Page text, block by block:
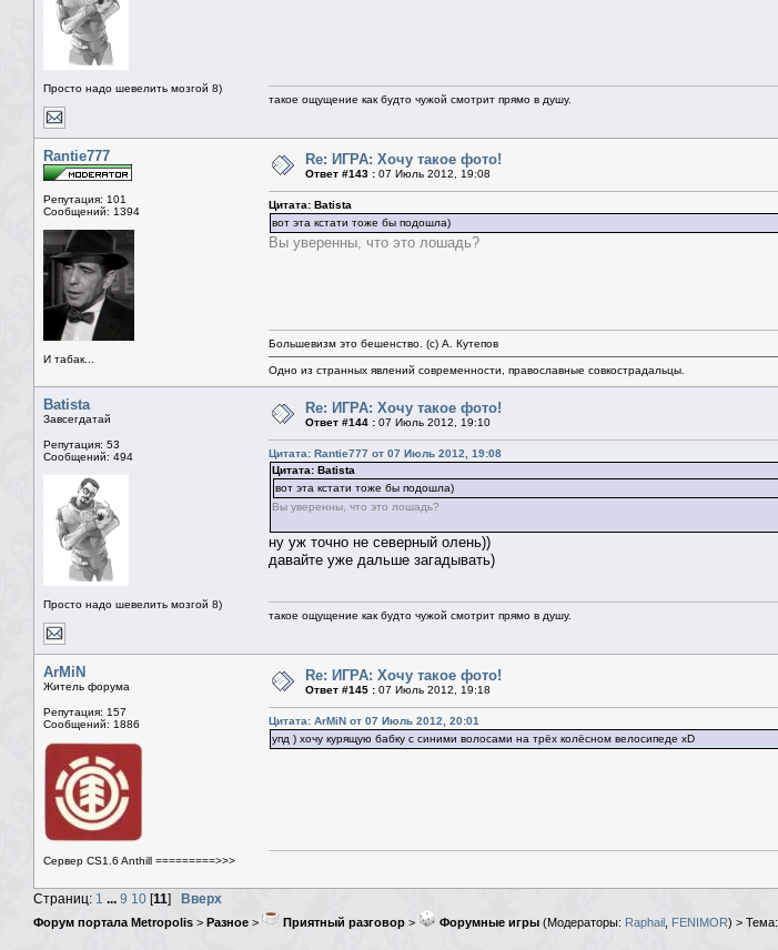
Просто надо шевелить мозгой 8)
такое ощущение как будто чужой смотрит прямо в душу.
Rantie777
Репутация: 101
Сообщений: 1394
И табак...
Re: ИГРА: Хочу такое фото!
Ответ #143 : 07 Июль 2012, 19:08
Цитата: Batista
вот эта кстати тоже бы подошла)
Вы уверенны, что это лошадь?
Большевизм это бешенство. (с) А. Кутепов
Одно из странных явлений современности, православные совкострадальцы.
Batista
Завсегдатай
Репутация: 53
Сообщений: 494
Просто надо шевелить мозгой 8)
Re: ИГРА: Хочу такое фото!
Ответ #144 : 07 Июль 2012, 19:10
Цитата: Rantie777 от 07 Июль 2012, 19:08
Цитата: Batista
вот эта кстати тоже бы подошла)
Вы уверенны, что это лошадь?
ну уж точно не северный олень))
давайте уже дальше загадывать)
такое ощущение как будто чужой смотрит прямо в душу.
ArMiN
Житель форума
Репутация: 157
Сообщений: 1886
Сервер CS1.6 Anthill =========>>>
Re: ИГРА: Хочу такое фото!
Ответ #145 : 07 Июль 2012, 19:18
Цитата: ArMiN от 07 Июль 2012, 20:01
упд ) хочу курящую бабку с синими волосами на трёх колёсном велосипеде xD
Страниц: 1 ... 9 10 [11] Вверх
Форум портала Metropolis > Разное > Приятный разговор > Форумные игры (Модераторы: Raphail FENIMOR) > Тема: